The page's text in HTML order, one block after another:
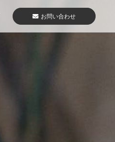
お問い合わせ